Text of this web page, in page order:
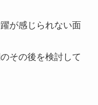
が感じられない面
その後を検討して